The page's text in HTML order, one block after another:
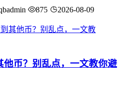
875 2026-08-09
他币？别乱点，一文教你避